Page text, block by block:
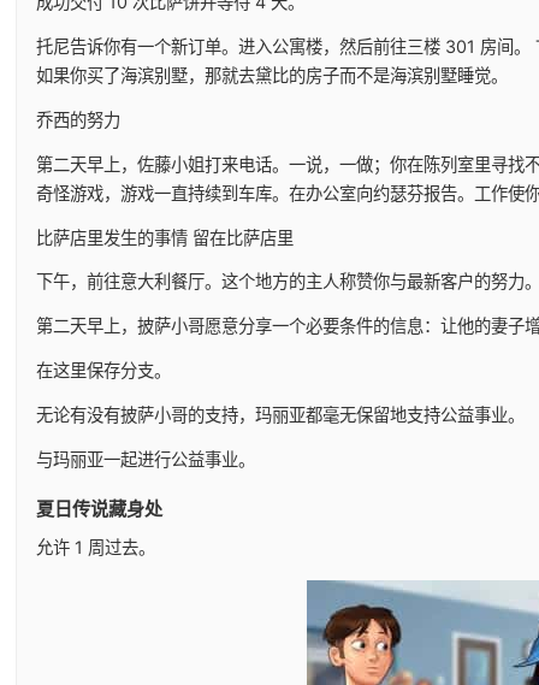
托尼告诉你有一个新订单。进入公寓楼，然后前往三楼 301 房间
如果你买了海滨别墅，那就去黛比的房子而不是海滨别墅睡觉。
乔西的努力
第二天早上，佐藤小姐打来电话。一说，一做；你在陈列室里寻
奇怪游戏，游戏一直持续到车库。在办公室向约瑟芬报告。工作使
比萨店里发生的事情 留在比萨店里
下午，前往意大利餐厅。这个地方的主人称赞你与最新客户的努力
第二天早上，披萨小哥愿意分享一个必要条件的信息：让他的妻子
在这里保存分支。
无论有没有披萨小哥的支持，玛丽亚都毫无保留地支持公益事业。
与玛丽亚一起进行公益事业。
夏日传说藏身处
允许 1 周过去。